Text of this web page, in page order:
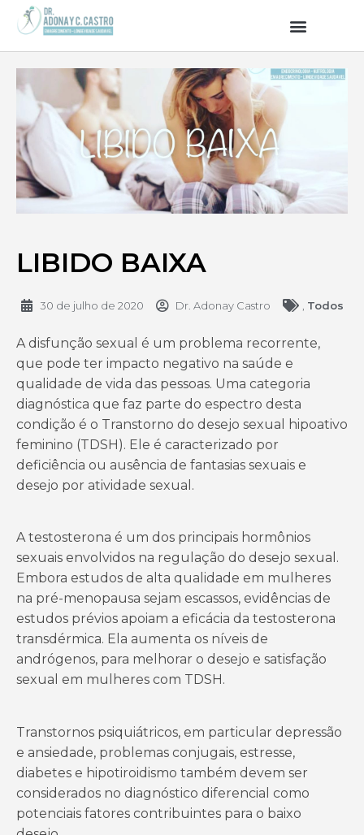
LIBIDO BAIXA
30 de julho de 2020 Dr. Adonay Castro Todos
A disfunção sexual é um problema recorrente,
que pode ter impacto negativo na saúde e
qualidade de vida das pessoas. Uma categoria
diagnóstica que faz parte do espectro desta
condição é o Transtorno do desejo sexual hipoativo
feminino (TDSH). Ele é caracterizado por
deficiência ou ausência de fantasias sexuais e
desejo por atividade sexual.
A testosterona é um dos principais hormônios
sexuais envolvidos na regulação do desejo sexual.
Embora estudos de alta qualidade em mulheres
na pré-menopausa sejam escassos, evidências de
estudos prévios apoiam a eficácia da testosterona
transdérmica. Ela aumenta os níveis de
andrógenos, para melhorar o desejo e satisfação
sexual em mulheres com TDSH.
Transtornos psiquiátricos, em particular depressão
e ansiedade, problemas conjugais, estresse,
diabetes e hipotiroidismo também devem ser
considerados no diagnóstico diferencial como
potenciais fatores contribuintes para o baixo